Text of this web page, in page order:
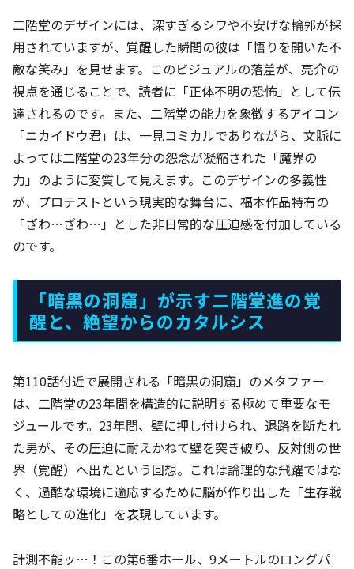
二階堂のデザインには、深すぎるシワや不安げな輪郭が採
用されていますが、覚醒した瞬間の彼は「悟りを開いた不
敵な笑み」を見せます。このビジュアルの落差が、亮介の
視点を通じることで、読者に「正体不明の恐怖」として伝
達されるのです。また、二階堂の能力を象徴するアイコン
「ニカイドウ君」は、一見コミカルでありながら、文脈に
よっては二階堂の23年分の怨念が凝縮された「魔界の
力」のように変質して見えます。このデザインの多義性
が、プロテストという現実的な舞台に、福本作品特有の
「ざわ…ざわ…」とした非日常的な圧迫感を付加している
のです。
「暗黒の洞窟」が示す二階堂進の覚
醒と、絶望からのカタルシス
第110話付近で展開される「暗黒の洞窟」のメタファー
は、二階堂の23年間を構造的に説明する極めて重要なモ
ジュールです。23年間、壁に押し付けられ、退路を断たれ
た男が、その圧迫に耐えかねて壁を突き破り、反対側の世
界（覚醒）へ出たという回想。これは論理的な飛躍ではな
く、過酷な環境に適応するために脳が作り出した「生存戦
略としての進化」を表現しています。
計測不能ッ…！この第6番ホール、9メートルのロングパ